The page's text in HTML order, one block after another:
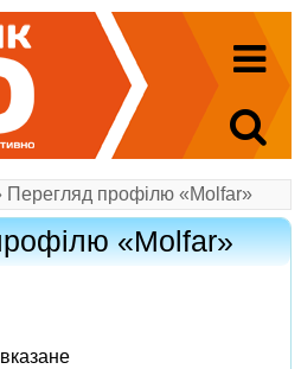
Перегляд профілю «Molfar»
«Molfar»